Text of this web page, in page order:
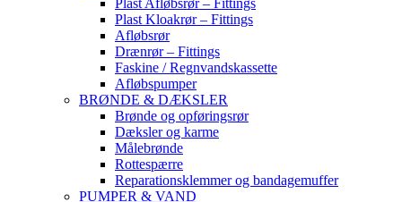
Plast Afløbsrør – Fittings
Plast Kloakrør – Fittings
Afløbsrør
Drænrør – Fittings
Faskine / Regnvandskassette
Afløbspumper
BRØNDE & DÆKSLER
Brønde og opføringsrør
Dæksler og karme
Målebrønde
Rottespærre
Reparationsklemmer og bandagemuffer
PUMPER & VAND